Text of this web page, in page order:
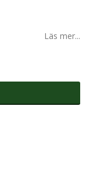
Läs mer...